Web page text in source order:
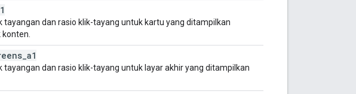
tayangan dan rasio klik-tayang untuk kartu yang ditampilkan
a1
tayangan dan rasio klik-tayang untuk layar akhir yang ditampilkan